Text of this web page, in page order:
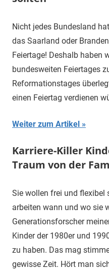
Nicht jedes Bundesland
das Saarland oder
Feiertage! Deshalb haben
bundesweiten Feiertages
Reformationstages
einen Feiertag verdienen
Weiter zum Artikel
Karriere-Killer
Traum von der
Sie wollen frei und flexibel
arbeiten wann und wo sie
Generationsforscher
Kinder der 1980er und
zu haben. Das mag
gewisse Zeit. Hört man